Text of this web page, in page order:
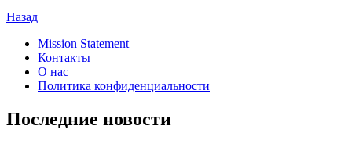
Назад
Mission Statement
Контакты
О нас
Политика конфиденциальности
Последние новости